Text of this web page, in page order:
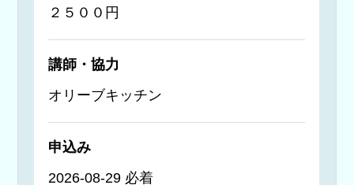
２５００円
講師・協力
オリーブキッチン
申込み
2026-08-29 必着